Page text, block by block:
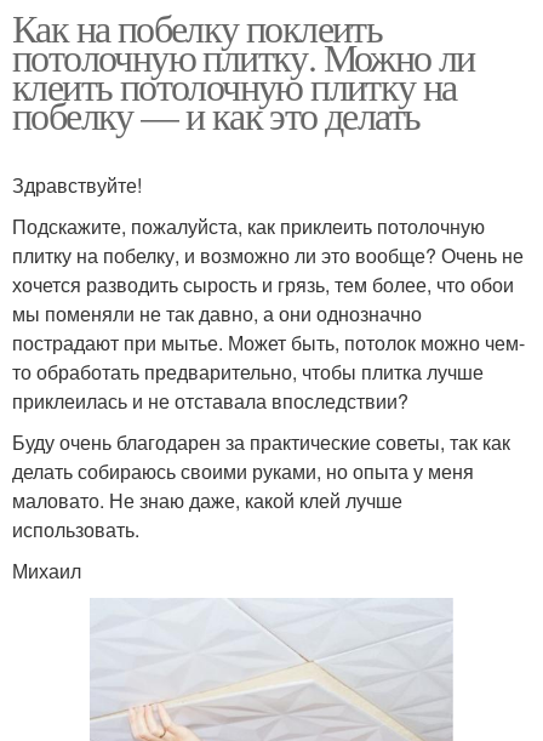
Как на побелку поклеить
потолочную плитку. Можно ли
клеить потолочную плитку на
побелку — и как это делать
Здравствуйте!
Подскажите, пожалуйста, как приклеить потолочную
плитку на побелку, и возможно ли это вообще? Очень не
хочется разводить сырость и грязь, тем более, что обои
мы поменяли не так давно, а они однозначно
пострадают при мытье. Может быть, потолок можно чем-
то обработать предварительно, чтобы плитка лучше
приклеилась и не отставала впоследствии?
Буду очень благодарен за практические советы, так как
делать собираюсь своими руками, но опыта у меня
маловато. Не знаю даже, какой клей лучше
использовать.
Михаил